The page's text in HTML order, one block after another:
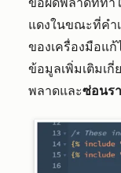
แดงในขณะที่คำ
ของเครื่องมือแ
ข้อมูลเพิ่มเติมเ
พลาดและซ่อนร